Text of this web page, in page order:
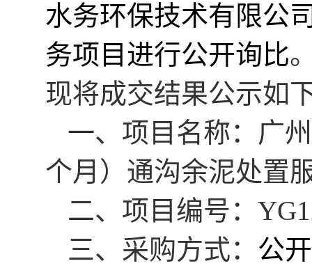
水务环保技术有限公
务项目进行公开询比
现将成交结果公示如
一、 项目名称：广
个月）通沟余泥处置
二、项目编号：
三、 采购方式： 公